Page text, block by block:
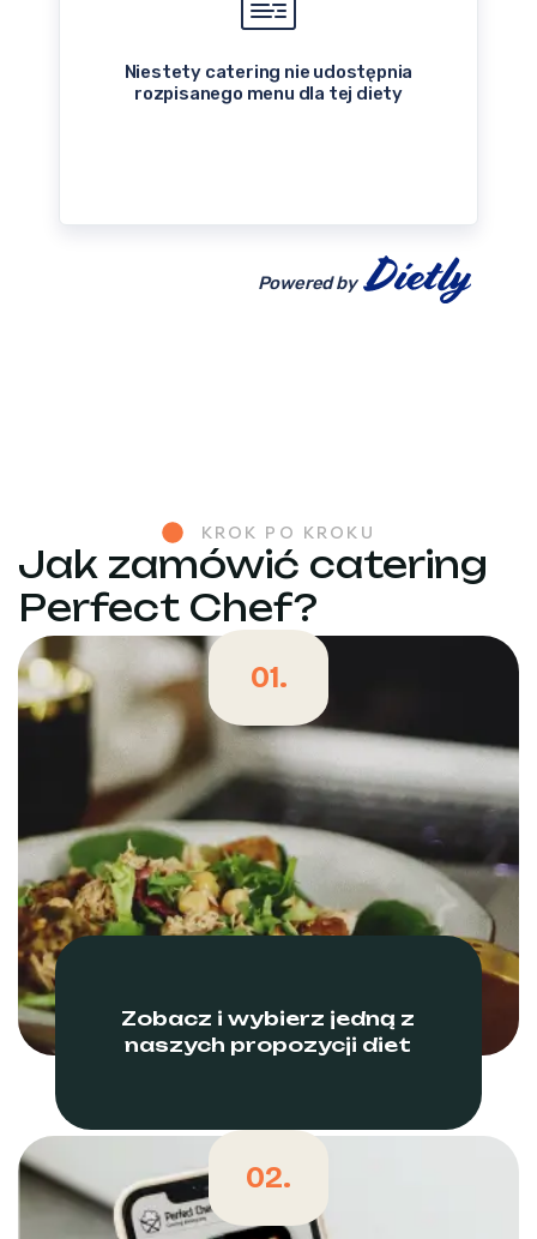
Niestety catering nie udostępnia
rozpisanego menu dla tej diety
Powered by
KROK PO KROKU
Jak zamówić catering
Perfect Chef?
01.
Zobacz i wybierz jedną z
naszych propozycji diet
02.